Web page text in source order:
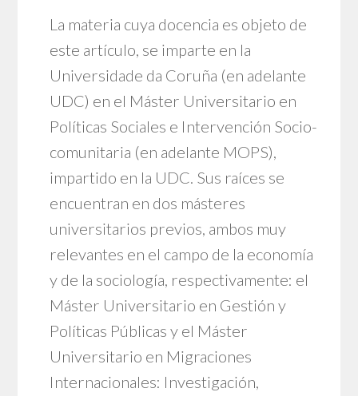
La materia cuya docencia es objeto de
este artículo, se imparte en la
Universidade da Coruña (en adelante
UDC) en el Máster Universitario en
Políticas Sociales e Intervención Socio-
comunitaria (en adelante MOPS),
impartido en la UDC. Sus raíces se
encuentran en dos másteres
universitarios previos, ambos muy
relevantes en el campo de la economía
y de la sociología, respectivamente: el
Máster Universitario en Gestión y
Políticas Públicas y el Máster
Universitario en Migraciones
Internacionales: Investigación,